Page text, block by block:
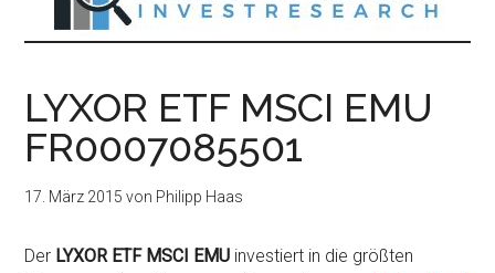
LYXOR ETF MSCI EMU
FR0007085501
17. März 2015 von Philipp Haas
Der LYXOR ETF MSCI EMU investiert in die größten